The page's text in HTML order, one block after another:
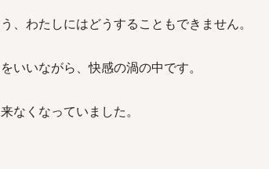
、わたしにはどうすることもできません。
いいながら、快感の渦の中です。
なくなっていました。